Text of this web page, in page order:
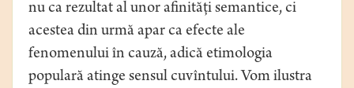
nu ca rezultat al unor afinităţi semantice, ci
acestea din urmă apar ca efecte ale
fenomenului în cauză, adică etimologia
populară atinge sensul cuvîntului. Vom ilustra